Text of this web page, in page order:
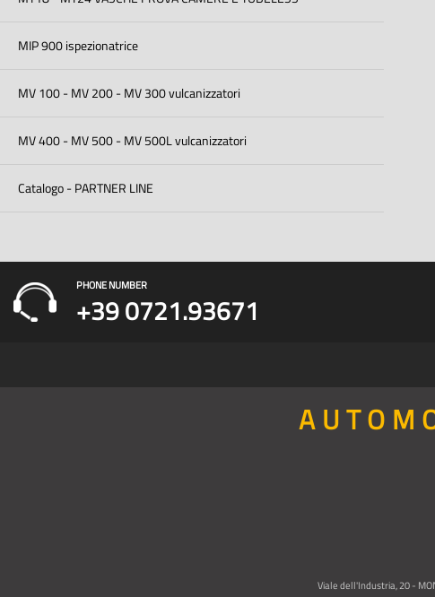
MIP 900 ispezionatrice
MV 100 - MV 200 - MV 300 vulcanizzatori
MV 400 - MV 500 - MV 500L vulcanizzatori
Catalogo - PARTNER LINE
PHONE NUMBER
+39 0721.93671
Viale dell'Industria, 20 -